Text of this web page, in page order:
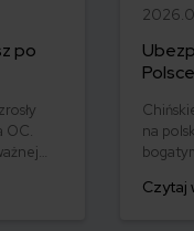
po
OC.
na
Czytaj